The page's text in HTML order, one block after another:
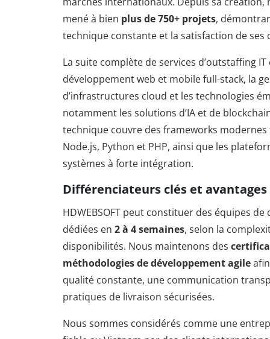
mené à bien plus de 750+ projets,
technique constante et la satisfaction de ses
La suite complète de services d’outstaffing
développement web et mobile full-stack, la
d’infrastructures cloud et les technologies
notamment les solutions d’IA et de
technique couvre des frameworks modernes
Node.js, Python et PHP, ainsi que les
systèmes à forte intégration.
Différenciateurs clés et
HDWEBSOFT peut constituer des équipes
dédiées en 2 à 4 semaines, selon la
disponibilités. Nous maintenons des
méthodologies de développement agile
qualité constante, une communication
pratiques de livraison sécurisées.
Nous sommes considérés comme une